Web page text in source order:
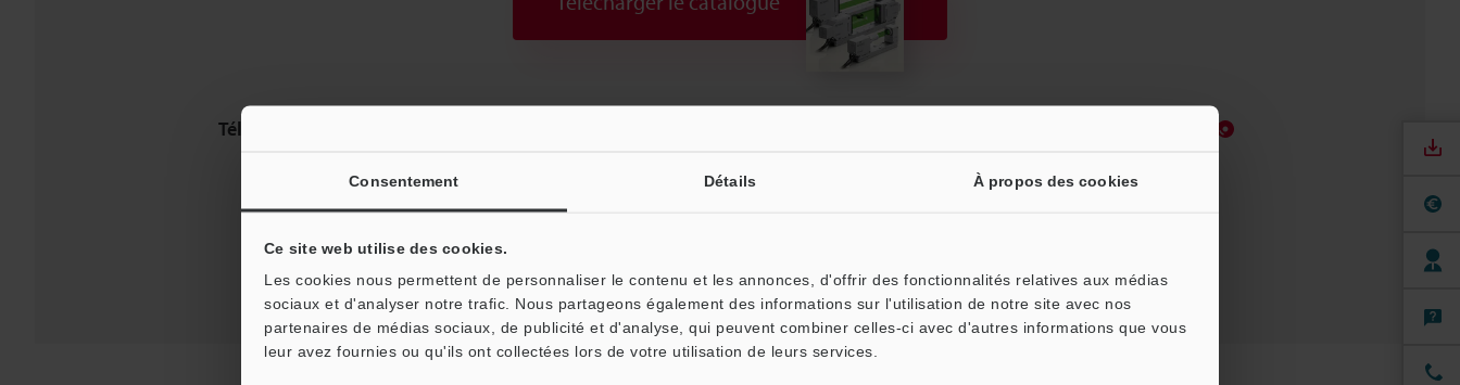
Consentement Détails À propos des cookies
Ce site web utilise des cookies.
Les cookies nous permettent de personnaliser le contenu et les annonces, d'offrir des fonctionnalités relatives aux médias
sociaux et d'analyser notre trafic. Nous partageons également des informations sur l'utilisation de notre site avec nos
partenaires de médias sociaux, de publicité et d'analyse, qui peuvent combiner celles-ci avec d'autres informations que vous
leur avez fournies ou qu'ils ont collectées lors de votre utilisation de leurs services.
Téléchargements:
Assistance: Démo / Test Prêt gratuit pour essai